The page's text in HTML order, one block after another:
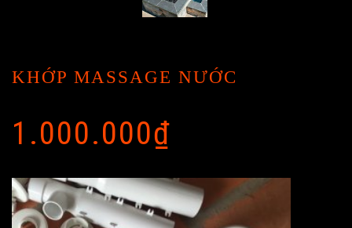
KHỚP MASSAGE NƯỚC
1.000.000₫